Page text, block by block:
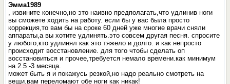
Эмма1989
, извините конечно,но это наивно предполагать,что удлинив ноги
вы сможете ходить на работу. если бы у вас была просто
коррекция,то вам бы на сроке 60 дней уже многие врачи сняли
аппараты,а вы хотите удлинять.это совсем другая песня. спросите
у любого,кто удлинял как это тяжело и долго. и как непросто
происходит восстановление. для того чтобы сделать оп
восстановиться и прочее,требуется немало времени.как минимум
на 2.5 -3 месяца.
может быть я и покажусь резкой,но надо реально смотреть на
вещи.вам переломают обе ноги как никак!